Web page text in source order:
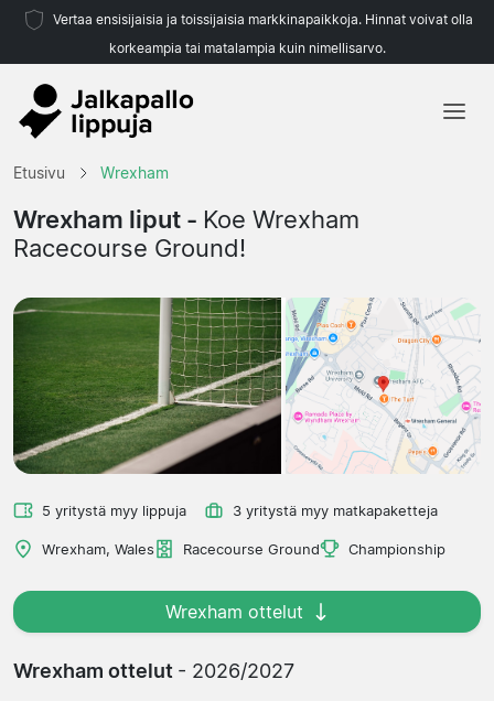
Vertaa ensisijaisia ja toissijaisia markkinapaikkoja. Hinnat voivat olla
korkeampia tai matalampia kuin nimellisarvo.
Joukkueet
Liigat
Etusivu Wrexham
Wrexham liput - Koe Wrexham
Racecourse Ground!
5 yritystä myy lippuja 3 yritystä myy matkapaketteja
Wrexham, Wales Racecourse Ground Championship
Wrexham ottelut
Wrexham ottelut - 2026/2027